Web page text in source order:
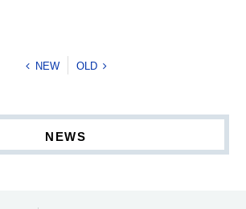
NEW OLD
NEWS